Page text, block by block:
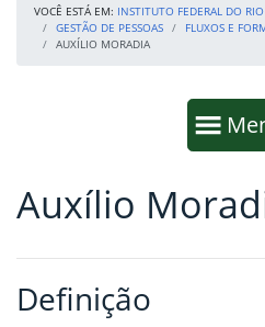
VOCÊ ESTÁ EM: INSTITUTO FEDERAL DO
GESTÃO DE PESSOAS
FLUXOS E
AUXÍLIO MORADIA
Fim da navegação
Início do conteúdo
Auxílio
Definição